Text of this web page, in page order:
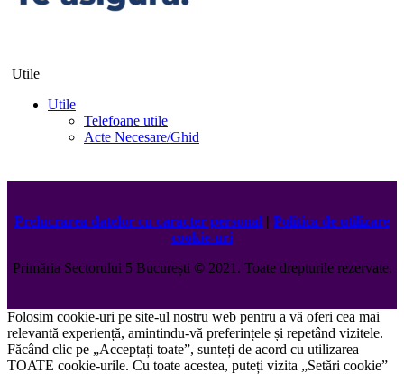
Utile
Utile
Telefoane utile
Acte Necesare/Ghid
Prelucrarea datelor cu caracter personal | Politica de utilizare
cookie-uri
Primăria Sectorului 5 București ©️2021. Toate drepturile rezervate.
Folosim cookie-uri pe site-ul nostru web pentru a vă oferi cea mai
relevantă experiență, amintindu-vă preferințele și repetând vizitele.
Făcând clic pe „Acceptați toate”, sunteți de acord cu utilizarea
TOATE cookie-urile. Cu toate acestea, puteți vizita „Setări cookie”